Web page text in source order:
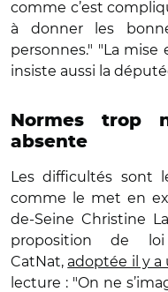
comme c’est
à donner les
personnes." "La
insiste aussi la
Normes trop
absente
Les difficultés sont
comme le met en
de-Seine Christine
proposition de
CatNat, adoptée il y a
lecture : "On ne